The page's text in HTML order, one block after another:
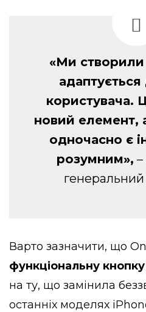
«Ми створили
користувача.
новий елемент,
одночасно є
розумним»,
Варто зазначити, що
функціональну кнопку
на ту, що замінила
останніх моделях